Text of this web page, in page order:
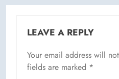
LEAVE A REPLY
Your email address will
fields are marked *